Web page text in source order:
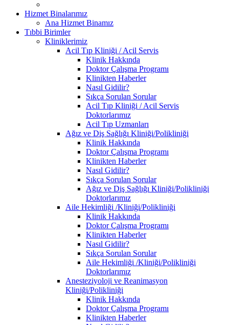
Hizmet Binalarımız
Ana Hizmet Binamız
Tıbbi Birimler
Kliniklerimiz
Acil Tıp Kliniği / Acil Servis
Klinik Hakkında
Doktor Çalışma Programı
Klinikten Haberler
Nasıl Gidilir?
Sıkça Sorulan Sorular
Acil Tıp Kliniği / Acil Servis
Doktorlarımız
Acil Tıp Uzmanları
Ağız ve Diş Sağlığı Kliniği/Polikliniği
Klinik Hakkında
Doktor Çalışma Programı
Klinikten Haberler
Nasıl Gidilir?
Sıkça Sorulan Sorular
Ağız ve Diş Sağlığı Kliniği/Polikliniği
Doktorlarımız
Aile Hekimliği /Kliniği/Polikliniği
Klinik Hakkında
Doktor Çalışma Programı
Klinikten Haberler
Nasıl Gidilir?
Sıkça Sorulan Sorular
Aile Hekimliği /Kliniği/Polikliniği
Doktorlarımız
Anesteziyoloji ve Reanimasyon
Kliniği/Polikliniği
Klinik Hakkında
Doktor Çalışma Programı
Klinikten Haberler